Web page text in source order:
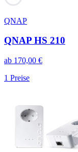
QNAP
QNAP HS 210
ab 170,00 €
1 Preise